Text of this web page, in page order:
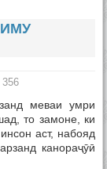
меваи умри
то замоне, ки
аст, набояд
канораҷӯӣ